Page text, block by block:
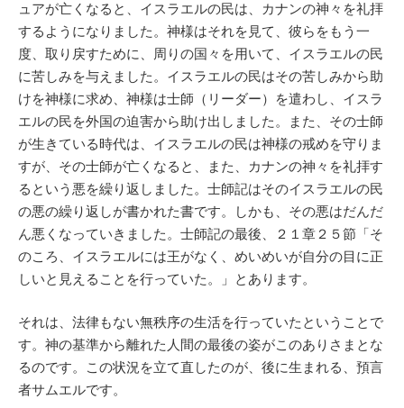
ュアが亡くなると、イスラエルの民は、カナンの神々を礼拝
するようになりました。神様はそれを見て、彼らをもう一
度、取り戻すために、周りの国々を用いて、イスラエルの民
に苦しみを与えました。イスラエルの民はその苦しみから助
けを神様に求め、神様は士師（リーダー）を遣わし、イスラ
エルの民を外国の迫害から助け出しました。また、その士師
が生きている時代は、イスラエルの民は神様の戒めを守りま
すが、その士師が亡くなると、また、カナンの神々を礼拝す
るという悪を繰り返しました。士師記はそのイスラエルの民
の悪の繰り返しが書かれた書です。しかも、その悪はだんだ
ん悪くなっていきました。士師記の最後、２１章２５節「そ
のころ、イスラエルには王がなく、めいめいが自分の目に正
しいと見えることを行っていた。」とあります。
それは、法律もない無秩序の生活を行っていたということで
す。神の基準から離れた人間の最後の姿がこのありさまとな
るのです。この状況を立て直したのが、後に生まれる、預言
者サムエルです。